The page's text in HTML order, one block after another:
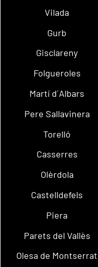
Vilada
Gurb
Gisclareny
Folgueroles
Martí d´Albars
Pere Sallavinera
Torelló
Casserres
Olèrdola
Castelldefels
Piera
Parets del Vallès
Olesa de Montserrat